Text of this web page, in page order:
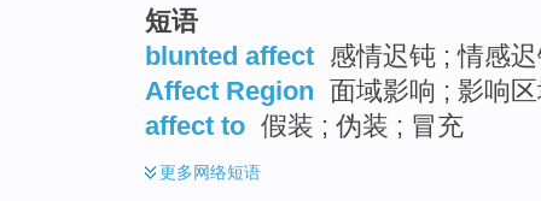
短语
blunted affect 感情迟钝 ; 情感
Affect Region 面域影响 ; 影响
affect to 假装 ; 伪装 ; 冒充
更多网络短语